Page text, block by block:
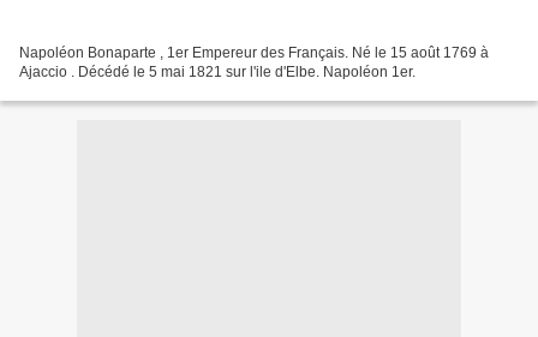
Napoléon Bonaparte , 1er Empereur des Français. Né le 15 août 1769 à
Ajaccio . Décédé le 5 mai 1821 sur l'ile d'Elbe. Napoléon 1er.